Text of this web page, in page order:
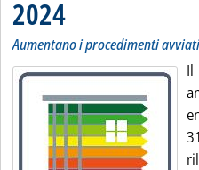
2024
Aumentano i procedimenti avviati
Il